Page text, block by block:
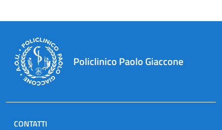
Policlinico Paolo Giaccone
CONTATTI